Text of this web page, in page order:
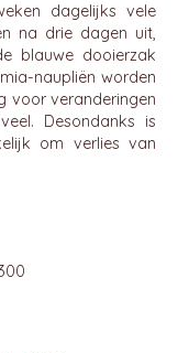
dagelijks vele
na drie dagen uit,
blauwe dooierzak
naupliën worden
voor veranderingen
Desondanks is
om verlies van